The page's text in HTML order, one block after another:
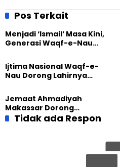
Hadirkan Pembicara dari
Ahmadiyah dan Berbagai
Negara
Pos Terkait
Menjadi ‘Ismail’ Masa Kini,
Generasi Waqf-e-Nau
Pengabdian
Ijtima Nasional Waqf-e-
Nau Dorong Lahirnya
Jemaat Ahmadiyah
Makassar Dorong
Kesadaran Lingkungan
Lewat Edukasi Ekoteologi
Tidak ada Respon